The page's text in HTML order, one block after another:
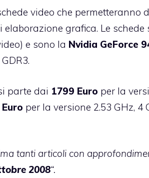
video che permetteranno
grafica. Le schede
e sono la Nvidia GeForce
parte dai 1799 Euro per la
per la versione 2.53 GHz, 4
tanti articoli con
2008“.